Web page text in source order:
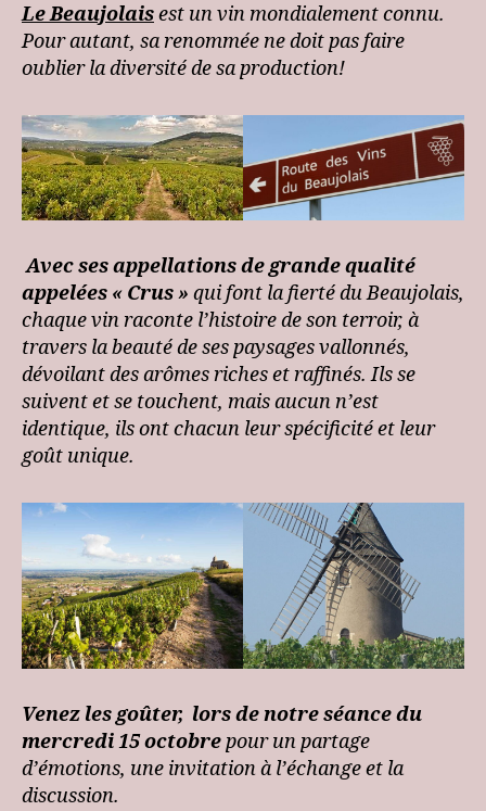
Le Beaujolaisest un vin mondialement connu.
Pour autant, sa renommée ne doit pas faire
oublier la diversité de sa production!
Avec ses appellations de grande qualité
appelées « Crus » qui font la fierté du Beaujolais,
chaque vin raconte l’histoire de son terroir, à
travers la beauté de ses paysages vallonnés,
dévoilant des arômes riches et raffinés. Ils se
suivent et se touchent, mais aucun n’est
identique, ils ont chacun leur spécificité et leur
goût unique.
Venez les goûter, lors de notre séance du
mercredi 15 octobrepour un partage
d’émotions, une invitation à l’échange et la
discussion.